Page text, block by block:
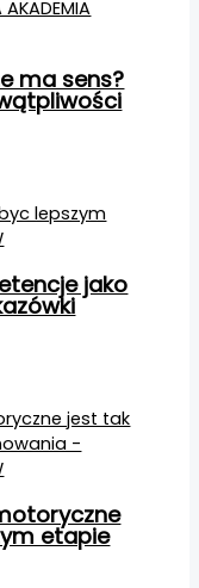
ma sens?
jako
etapie